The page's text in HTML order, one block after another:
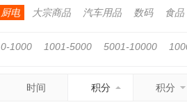
厨电 大宗商品 汽车用品 数码 食品
0-1000 1001-5000 5001-10000
时间 积分 积分